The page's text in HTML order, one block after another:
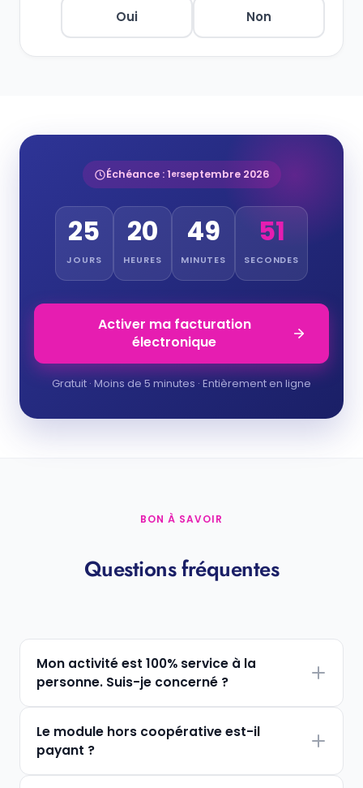
Oui Non
Échéance : 1erseptembre 2026
25
JOURS
20
HEURES
49
MINUTES
51
SECONDES
Activer ma facturation
électronique
Gratuit · Moins de 5 minutes · Entièrement en ligne
BON À SAVOIR
Questions fréquentes
Mon activité est 100% service à la
personne. Suis-je concerné ?
Le module hors coopérative est-il
payant ?